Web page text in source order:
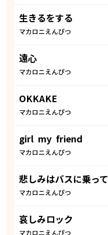
生きるをする
マカロニえんぴつ
遠心
マカロニえんぴつ
OKKAKE
マカロニえんぴつ
girl my friend
マカロニえんぴつ
悲しみはバスに乗って
マカロニえんぴつ
哀しみロック
マカロニえんぴつ